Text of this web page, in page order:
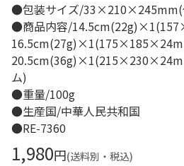
●包装サイズ/
●商品内容/
ム)
●重量/100g
●生産国/中華人民共和国
●RE-7360
1,980円(送料別・税込)